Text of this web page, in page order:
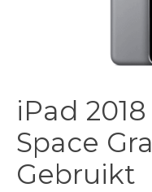
iPad
Space
Gebruikt